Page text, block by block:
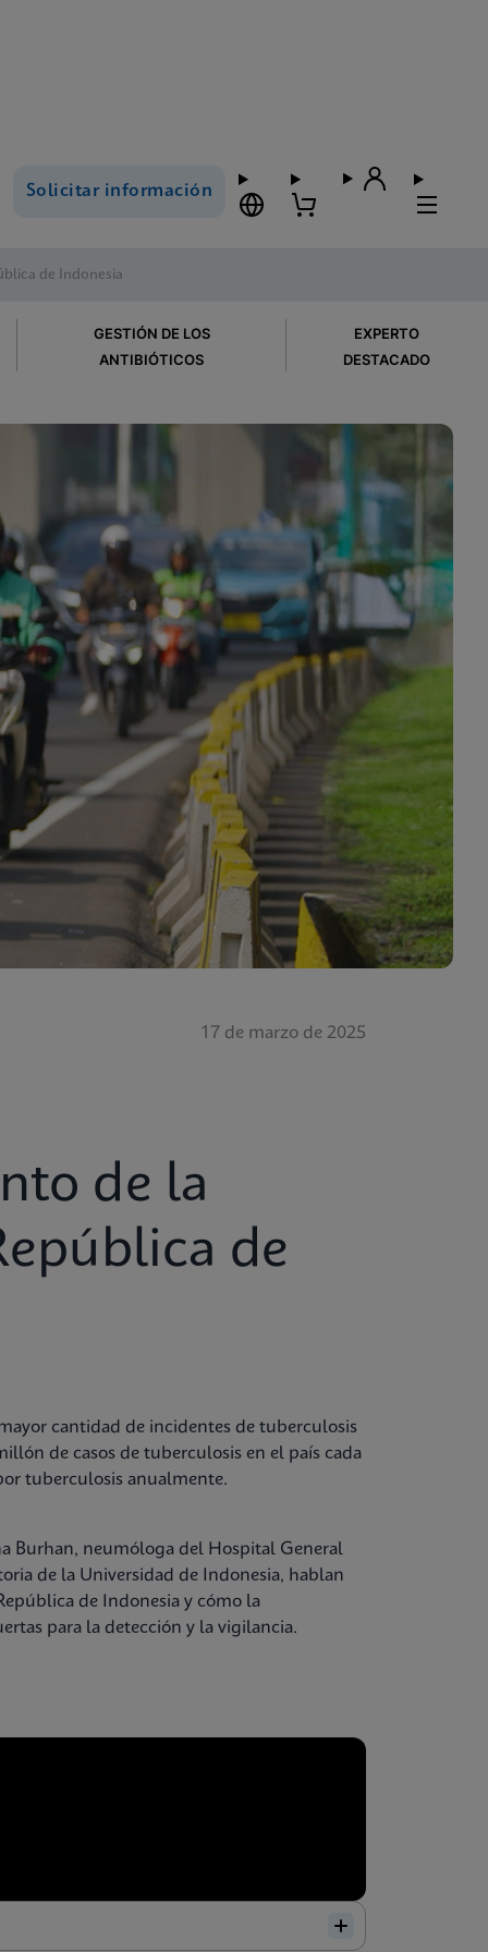
Solicitar información
de Indonesia
GESTIÓN DE LOS
ANTIBIÓTICOS
EXPERTO
DESTACADO
17 de marzo de 2025
de la
de
cantidad de incidentes de tuberculosis
de casos de tuberculosis en el país cada
tuberculosis anualmente.
Burhan, neumóloga del Hospital General
de la Universidad de Indonesia, hablan
de Indonesia y cómo la
para la detección y la vigilancia.